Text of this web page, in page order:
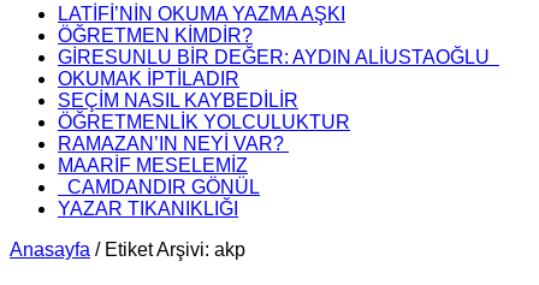
LATİFİ’NİN OKUMA YAZMA AŞKI
ÖĞRETMEN KİMDİR?
GİRESUNLU BİR DEĞER: AYDIN ALİUSTAOĞLU
OKUMAK İPTİLADIR
SEÇİM NASIL KAYBEDİLİR
ÖĞRETMENLİK YOLCULUKTUR
RAMAZAN’IN NEYİ VAR?
MAARİF MESELEMİZ
CAMDANDIR GÖNÜL
YAZAR TIKANIKLIĞI
Anasayfa / Etiket Arşivi: akp